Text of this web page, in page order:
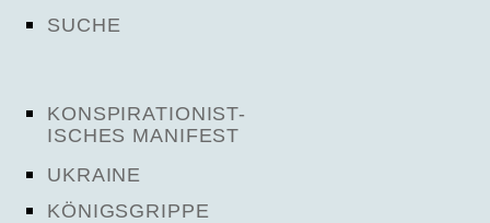
SUCHE
KONSPIRATIONIST-
ISCHES MANIFEST
UKRAINE
KÖNIGSGRIPPE